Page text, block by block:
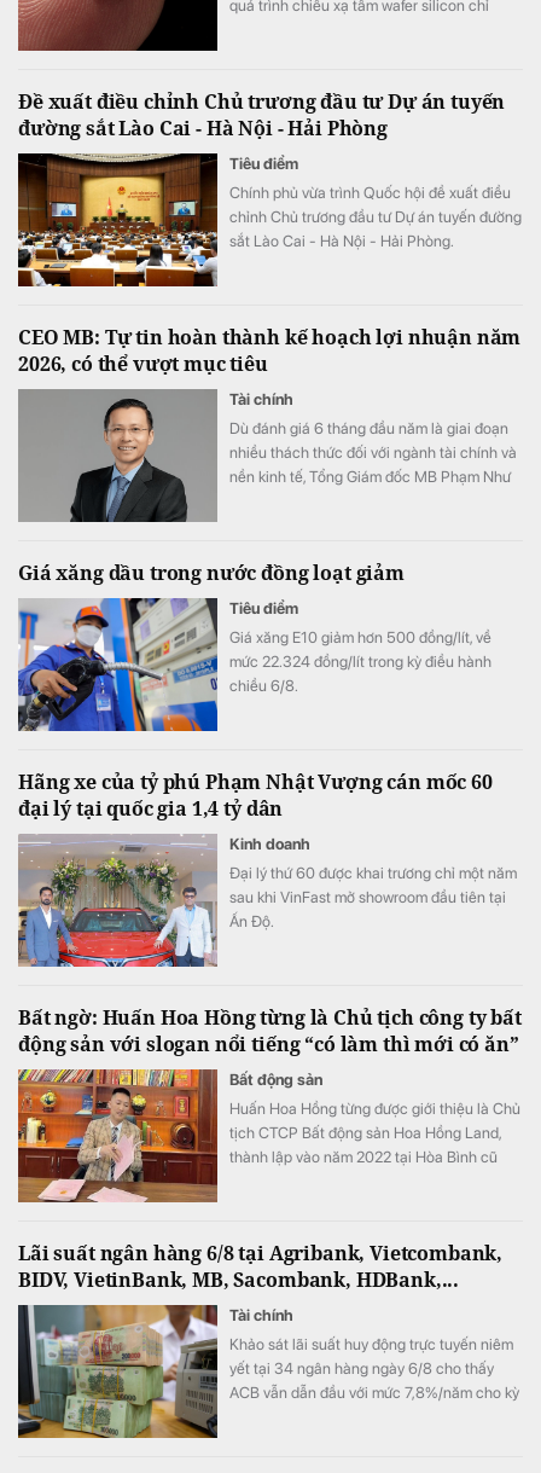
quá trình chiếu xạ tấm wafer silicon chỉ
Đề xuất điều chỉnh Chủ trương đầu tư Dự án tuyến
đường sắt Lào Cai - Hà Nội - Hải Phòng
Tiêu điểm
Chính phủ vừa trình Quốc hội đề xuất điều
chỉnh Chủ trương đầu tư Dự án tuyến đường
sắt Lào Cai - Hà Nội - Hải Phòng.
CEO MB: Tự tin hoàn thành kế hoạch lợi nhuận năm
2026, có thể vượt mục tiêu
Tài chính
Dù đánh giá 6 tháng đầu năm là giai đoạn
nhiều thách thức đối với ngành tài chính và
nền kinh tế, Tổng Giám đốc MB Phạm Như
ra.
Giá xăng dầu trong nước đồng loạt giảm
Tiêu điểm
Giá xăng E10 giảm hơn 500 đồng/lít, về
mức 22.324 đồng/lít trong kỳ điều hành
chiều 6/8.
Hãng xe của tỷ phú Phạm Nhật Vượng cán mốc 60
đại lý tại quốc gia 1,4 tỷ dân
Kinh doanh
Đại lý thứ 60 được khai trương chỉ một năm
sau khi VinFast mở showroom đầu tiên tại
Ấn Độ.
Bất ngờ: Huấn Hoa Hồng từng là Chủ tịch công ty bất
động sản với slogan nổi tiếng “có làm thì mới có ăn”
Bất động sản
Huấn Hoa Hồng từng được giới thiệu là Chủ
tịch CTCP Bất động sản Hoa Hồng Land,
thành lập vào năm 2022 tại Hòa Bình cũ
Lãi suất ngân hàng 6/8 tại Agribank, Vietcombank,
BIDV, VietinBank, MB, Sacombank, HDBank,...
Tài chính
Khảo sát lãi suất huy động trực tuyến niêm
yết tại 34 ngân hàng ngày 6/8 cho thấy
ACB vẫn dẫn đầu với mức 7,8%/năm cho kỳ